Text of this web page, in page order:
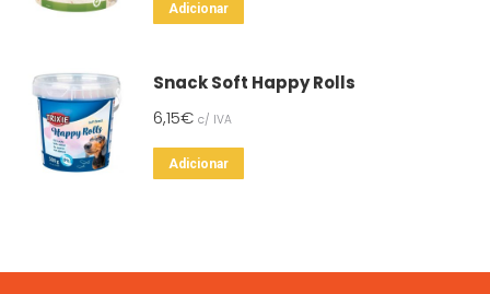
Adicionar
Snack Soft Happy Rolls
6,15€ c/ IVA
Adicionar